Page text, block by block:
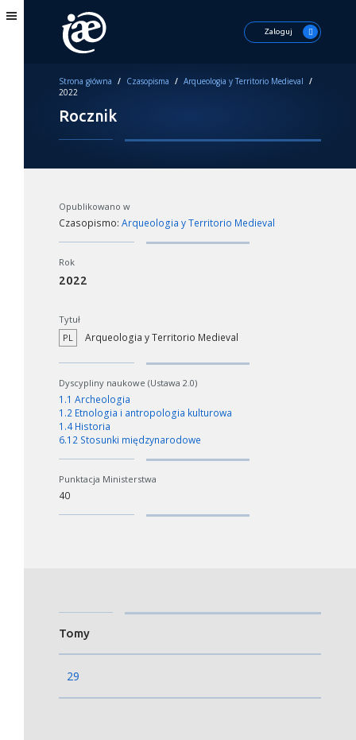
Zaloguj
Strona główna / Czasopisma / Arqueologia y Territorio Medieval /
2022
Rocznik
Opublikowano w
Czasopismo: Arqueologia y Territorio Medieval
Rok
2022
Tytuł
PL
Arqueologia y Territorio Medieval
Dyscypliny naukowe (Ustawa 2.0)
1.1 Archeologia
1.2 Etnologia i antropologia kulturowa
1.4 Historia
6.12 Stosunki międzynarodowe
Punktacja Ministerstwa
40
Tomy
29